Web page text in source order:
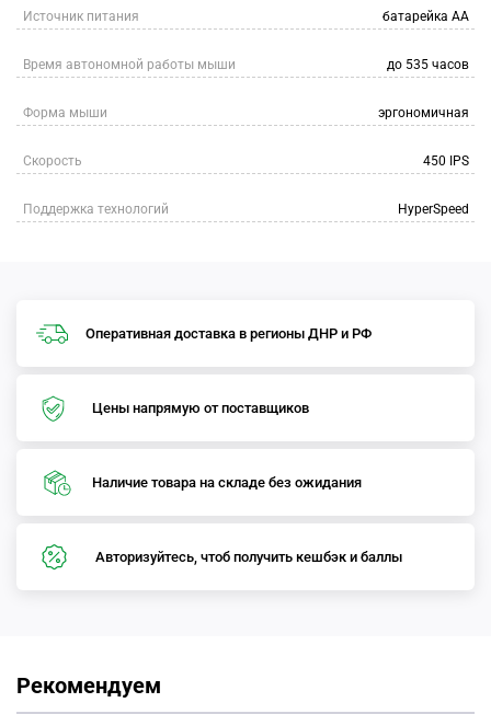
Источник питания батарейка АА
Время автономной работы мыши до 535 часов
Форма мыши эргономичная
Скорость 450 IPS
Поддержка технологий HyperSpeed
Оперативная доставка в регионы ДНР и РФ
Цены напрямую от поставщиков
Наличие товара на складе без ожидания
Авторизуйтесь, чтоб получить кешбэк и баллы
Рекомендуем